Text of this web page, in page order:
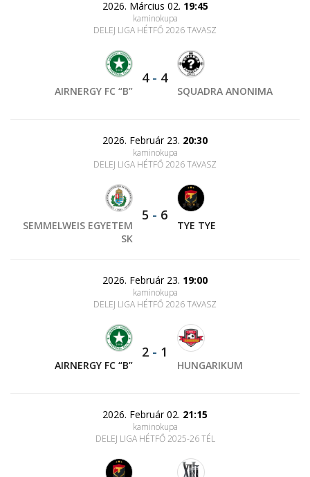
2026. Március 02. 19:45
kaminokupa
DELEJ LIGA HÉTFŐ 2026 TAVASZ
AIRNERGY FC “B”
4- 4
SQUADRA ANONIMA
2026. Február 23. 20:30
kaminokupa
DELEJ LIGA HÉTFŐ 2026 TAVASZ
SEMMELWEIS EGYETEM
SK
5 - 6
TYE TYE
2026. Február 23. 19:00
kaminokupa
DELEJ LIGA HÉTFŐ 2026 TAVASZ
AIRNERGY FC “B”
2 - 1
HUNGARIKUM
2026. Február 02. 21:15
kaminokupa
DELEJ LIGA HÉTFŐ 2025-26 TÉL